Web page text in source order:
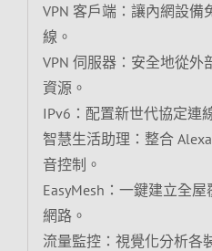
VPN 客戶端：讓內網設備
線。
VPN 伺服器：安全地從外
資源。
IPv6：配置新世代協定連
智慧生活助理：整合
音控制。
EasyMesh：一鍵建立全
網路。
流量監控：視覺化分析各